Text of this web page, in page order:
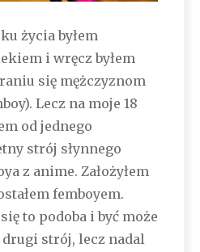
życia byłem
i wręcz byłem
się mężczyznom
Lecz na moje 18
od jednego
strój słynnego
z anime. Założyłem
femboyem.
to podoba i być może
strój, lecz nadal